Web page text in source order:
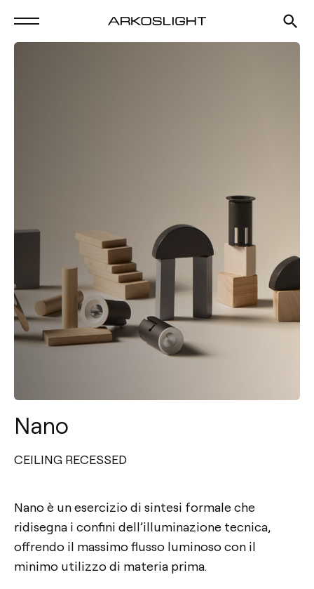
Nano
CEILING RECESSED
Nano è un esercizio di sintesi formale che
ridisegna i confini dell’illuminazione tecnica,
offrendo il massimo flusso luminoso con il
minimo utilizzo di materia prima.